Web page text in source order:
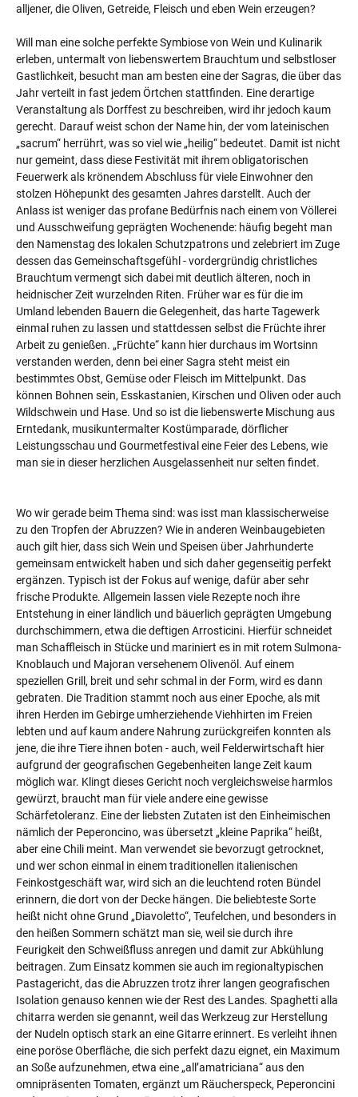
alljener, die Oliven, Getreide, Fleisch und eben Wein erzeugen?
Will man eine solche perfekte Symbiose von Wein und Kulinarik
erleben, untermalt von liebenswertem Brauchtum und selbstloser
Gastlichkeit, besucht man am besten eine der Sagras, die über das
Jahr verteilt in fast jedem Örtchen stattfinden. Eine derartige
Veranstaltung als Dorffest zu beschreiben, wird ihr jedoch kaum
gerecht. Darauf weist schon der Name hin, der vom lateinischen
„sacrum“ herrührt, was so viel wie „heilig“ bedeutet. Damit ist nicht
nur gemeint, dass diese Festivität mit ihrem obligatorischen
Feuerwerk als krönendem Abschluss für viele Einwohner den
stolzen Höhepunkt des gesamten Jahres darstellt. Auch der
Anlass ist weniger das profane Bedürfnis nach einem von Völlerei
und Ausschweifung geprägten Wochenende: häufig begeht man
den Namenstag des lokalen Schutzpatrons und zelebriert im Zuge
dessen das Gemeinschaftsgefühl - vordergründig christliches
Brauchtum vermengt sich dabei mit deutlich älteren, noch in
heidnischer Zeit wurzelnden Riten. Früher war es für die im
Umland lebenden Bauern die Gelegenheit, das harte Tagewerk
einmal ruhen zu lassen und stattdessen selbst die Früchte ihrer
Arbeit zu genießen. „Früchte“ kann hier durchaus im Wortsinn
verstanden werden, denn bei einer Sagra steht meist ein
bestimmtes Obst, Gemüse oder Fleisch im Mittelpunkt. Das
können Bohnen sein, Esskastanien, Kirschen und Oliven oder auch
Wildschwein und Hase. Und so ist die liebenswerte Mischung aus
Erntedank, musikuntermalter Kostümparade, dörflicher
Leistungsschau und Gourmetfestival eine Feier des Lebens, wie
man sie in dieser herzlichen Ausgelassenheit nur selten findet.
Wo wir gerade beim Thema sind: was isst man klassischerweise
zu den Tropfen der Abruzzen? Wie in anderen Weinbaugebieten
auch gilt hier, dass sich Wein und Speisen über Jahrhunderte
gemeinsam entwickelt haben und sich daher gegenseitig perfekt
ergänzen. Typisch ist der Fokus auf wenige, dafür aber sehr
frische Produkte. Allgemein lassen viele Rezepte noch ihre
Entstehung in einer ländlich und bäuerlich geprägten Umgebung
durchschimmern, etwa die deftigen Arrosticini. Hierfür schneidet
man Schaffleisch in Stücke und mariniert es in mit rotem Sulmona-
Knoblauch und Majoran versehenem Olivenöl. Auf einem
speziellen Grill, breit und sehr schmal in der Form, wird es dann
gebraten. Die Tradition stammt noch aus einer Epoche, als mit
ihren Herden im Gebirge umherziehende Viehhirten im Freien
lebten und auf kaum andere Nahrung zurückgreifen konnten als
jene, die ihre Tiere ihnen boten - auch, weil Felderwirtschaft hier
aufgrund der geografischen Gegebenheiten lange Zeit kaum
möglich war. Klingt dieses Gericht noch vergleichsweise harmlos
gewürzt, braucht man für viele andere eine gewisse
Schärfetoleranz. Eine der liebsten Zutaten ist den Einheimischen
nämlich der Peperoncino, was übersetzt „kleine Paprika“ heißt,
aber eine Chili meint. Man verwendet sie bevorzugt getrocknet,
und wer schon einmal in einem traditionellen italienischen
Feinkostgeschäft war, wird sich an die leuchtend roten Bündel
erinnern, die dort von der Decke hängen. Die beliebteste Sorte
heißt nicht ohne Grund „Diavoletto“, Teufelchen, und besonders in
den heißen Sommern schätzt man sie, weil sie durch ihre
Feurigkeit den Schweißfluss anregen und damit zur Abkühlung
beitragen. Zum Einsatz kommen sie auch im regionaltypischen
Pastagericht, das die Abruzzen trotz ihrer langen geografischen
Isolation genauso kennen wie der Rest des Landes. Spaghetti alla
chitarra werden sie genannt, weil das Werkzeug zur Herstellung
der Nudeln optisch stark an eine Gitarre erinnert. Es verleiht ihnen
eine poröse Oberfläche, die sich perfekt dazu eignet, ein Maximum
an Soße aufzunehmen, etwa eine „all’amatriciana“ aus den
omnipräsenten Tomaten, ergänzt um Räucherspeck, Peperoncini